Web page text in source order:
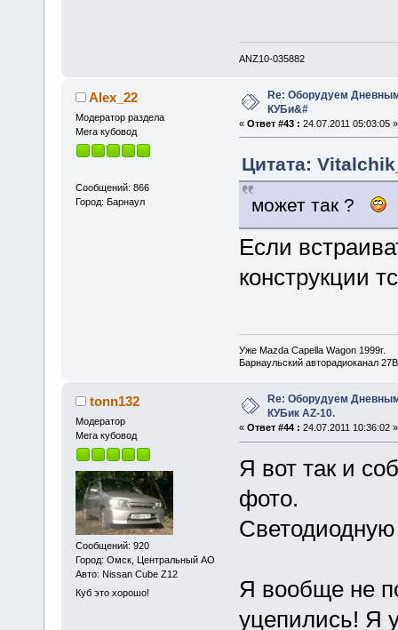
ANZ10-035882
Alex_22
Модератор раздела
Мега кубовод
Сообщений: 866
Город: Барнаул
Re: Оборудуем
КУБи&#
« Ответ #43 : 24.07.2011 05:03:05 »
Цитата:
может так ?
Если
конструкции тс
Уже Mazda Capella Wagon 1999г.
Барнаульский авторадиоканал
tonn132
Модератор
Мега кубовод
Сообщений: 920
Город: Омск, Центральный АО
Авто: Nissan Cube Z12
Куб это хорошо!
Re: Оборудуем
КУБик AZ-10.
« Ответ #44 : 24.07.2011 10:36:02 »
Я вот так и
фото.
Я вообще не
уцепились! Я